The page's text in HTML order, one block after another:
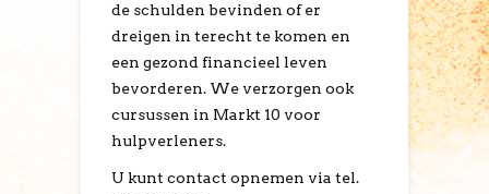
de schulden bevinden of er
dreigen in terecht te komen en
een gezond financieel leven
bevorderen. We verzorgen ook
cursussen in Markt 10 voor
hulpverleners.
U kunt contact opnemen via tel.